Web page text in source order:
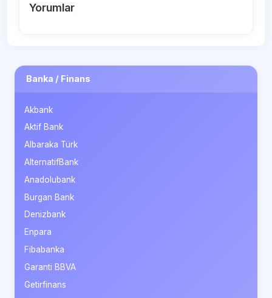
Yorumlar
Banka / Finans
Akbank
Aktif Bank
Albaraka Türk
AlternatifBank
Anadolubank
Burgan Bank
Denizbank
Enpara
Fibabanka
Garanti BBVA
Getirfinans